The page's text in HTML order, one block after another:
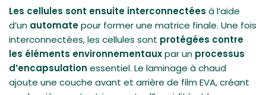
Les cellules sont ensuite interconnectées à l’aide
d’un automatepour former une matrice finale. Une fois
interconnectées, les cellules sont protégées contre
les éléments environnementauxpar un processus
d’encapsulation essentiel. Le laminage à chaud
ajoute une couche avant et arrière de film EVA, créant